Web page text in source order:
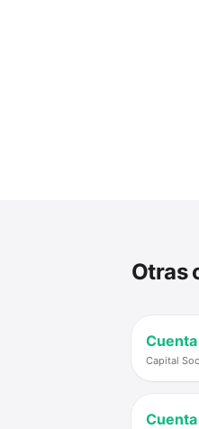
Otras
Cuenta
Capital
Cuenta